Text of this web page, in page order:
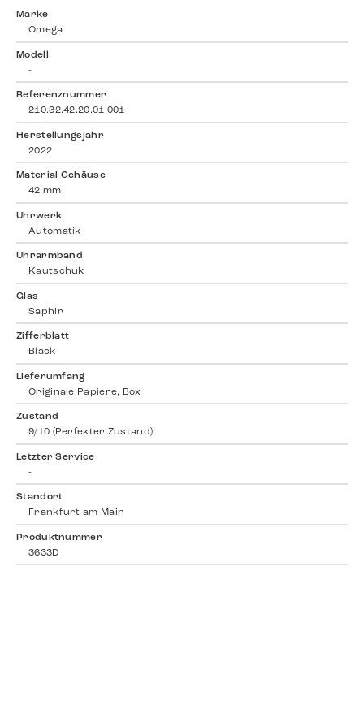
Marke
Omega
Modell
-
Referenznummer
210.32.42.20.01.001
Herstellungsjahr
2022
Material Gehäuse
42 mm
Uhrwerk
Automatik
Uhrarmband
Kautschuk
Glas
Saphir
Zifferblatt
Black
Lieferumfang
Originale Papiere, Box
Zustand
9/10 (Perfekter Zustand)
Letzter Service
-
Standort
Frankfurt am Main
Produktnummer
3633D